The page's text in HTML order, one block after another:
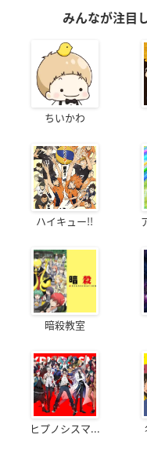
みんなが注目
ちいかわ
ハイキュー!!
暗殺教室
ヒプノシスマ...